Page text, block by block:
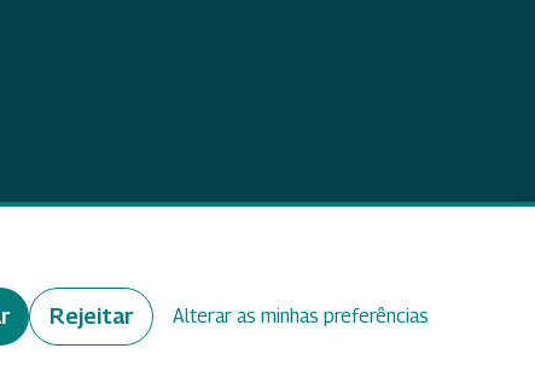
Rejeitar Alterar as minhas preferências